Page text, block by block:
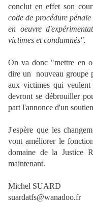
conclut en effet son
code de procédure
en oeuvre
victimes et condamnés".
On va donc "mettre en
dire un nouveau groupe
aux victimes qui veulent
devront se débrouiller
part l'annonce d'un
J'espère que les
vont améliorer le
domaine de la Justice
maintenant.
Michel SUARD
suardatfs@wanadoo.fr